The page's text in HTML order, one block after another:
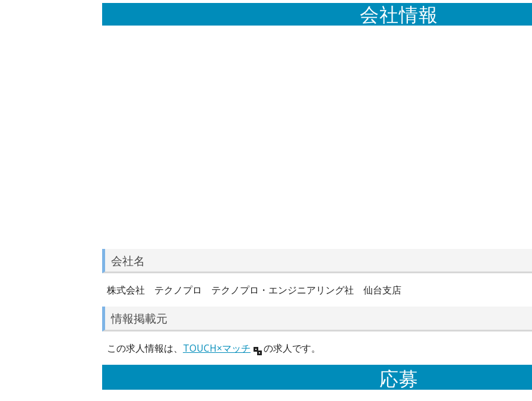
会社情報
会社名
株式会社 テクノプロ テクノプロ・エンジニアリング社 仙台支店
情報掲載元
この求人情報は、 TOUCH×マッチ の求人です。
応募